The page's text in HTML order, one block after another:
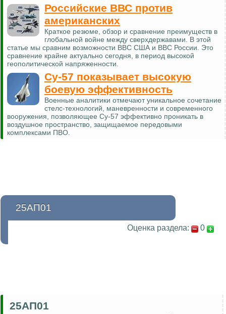
Российские ВВС против
американских
Краткое резюме, обзор и сравнение преимуществ в
глобальной войне между сверхдержавами. В этой
статье мы сравним возможности ВВС США и ВВС России. Это
сравнение крайне актуально сегодня, в период высокой
геополитической напряженности.
Су-57 показывает высокую
боевую эффективность
Военные аналитики отмечают уникальное сочетание
стелс-технологий, маневренности и современного
вооружения, позволяющее Су-57 эффективно проникать в
воздушное пространство, защищаемое передовыми
комплексами ПВО.
25АП01
Оценка раздела: 0
25АП01